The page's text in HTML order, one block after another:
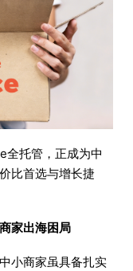
全托管，正成为中
比首选与增长捷
家出海困局
小商家虽具备扎实